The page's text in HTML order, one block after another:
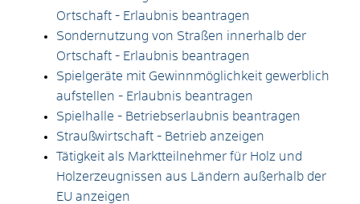
Ortschaft - Erlaubnis beantragen
Sondernutzung von Straßen innerhalb der
Ortschaft - Erlaubnis beantragen
Spielgeräte mit Gewinnmöglichkeit gewerblich
aufstellen - Erlaubnis beantragen
Spielhalle - Betriebserlaubnis beantragen
Straußwirtschaft - Betrieb anzeigen
Tätigkeit als Marktteilnehmer für Holz und
Holzerzeugnissen aus Ländern außerhalb der
EU anzeigen